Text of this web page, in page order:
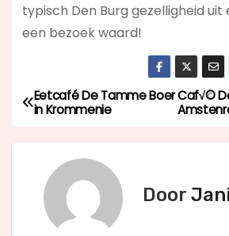
typisch Den Burg gezelligheid uit
een bezoek waard!
B
e
Caf√©
Eetcafé De Tamme Boer
in Krommenie
Door